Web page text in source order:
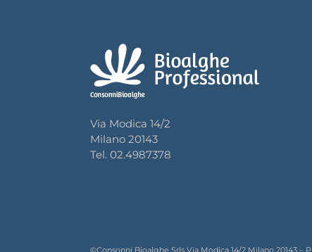
Via Modica 14/2
Milano 20143
Tel. 02.4987378